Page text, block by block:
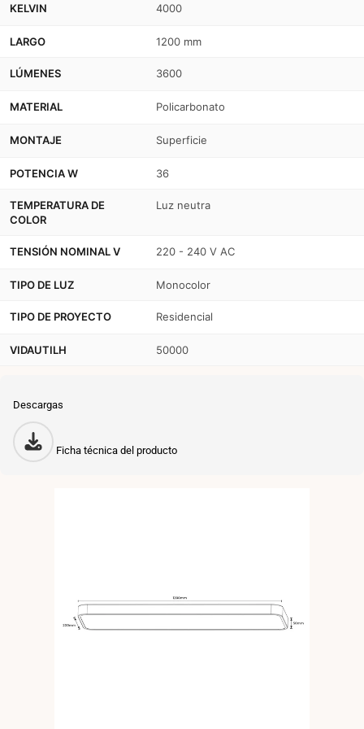
KELVIN 4000
LARGO 1200 mm
LÚMENES 3600
MATERIAL Policarbonato
MONTAJE Superficie
POTENCIA W 36
TEMPERATURA DE
COLOR
Luz neutra
TENSIÓN NOMINAL V 220 - 240 V AC
TIPO DE LUZ Monocolor
TIPO DE PROYECTO Residencial
VIDAUTILH 50000
Descargas
Ficha técnica del producto